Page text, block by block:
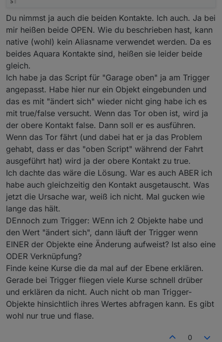
aber für die Garagenfunktion ist das nicht nötig und
bleiben wir erst mal beim einfachen und nicht gleich
mit dem "Vorschlaghammer".
Schau dir noch mal meinen Trigger und meine
Abfragen an oder die von den Anderen die Hier
genau so etwas eingestellt haben.
Schnörkel.
Du nimmst ja auch die beiden Kontakte. Ich auch. Ja bei
mir heißen beide OPEN. Wie du beschrieben hast, kann
native (wohl) kein Aliasname verwendet werden. Da es
beides Aquara Kontakte sind, heißen sie leider beide
gleich.
Ich habe ja das Script für "Garage oben" ja am Trigger
angepasst. Habe hier nur ein Objekt eingebunden und
das es mit "ändert sich" wieder nicht ging habe ich es
mit true/false versucht. Wenn das Tor oben ist, wird ja
der obere Kontakt false. Dann soll er es ausführen.
Wenn das Tor fährt (und dabei hat er ja das Problem
gehabt, dass er das "oben Script" während der Fahrt
ausgeführt hat) wird ja der obere Kontakt zu true.
Ich dachte das wäre die Lösung. War es auch ABER ich
habe auch gleichzeitig den Kontakt ausgetauscht. Was
jetzt die Ursache war, weiß ich nicht. Mal gucken wie
lange das hält.
DEnnoch zum Trigger: WEnn ich 2 Objekte habe und
den Wert "ändert sich", dann läuft der Trigger wenn
EINER der Objekte eine Änderung aufweist? Ist also eine
ODER Verknüpfung?
Finde keine Kurse die da mal auf der Ebene erklären.
Gerade bei Trigger fliegen viele Kurse schnell drüber
und erklären da nicht. Auch nicht ob man Trigger-
Objekte hinsichtlich ihres Wertes abfragen kann. Es gibt
wohl nur true und flase.
0